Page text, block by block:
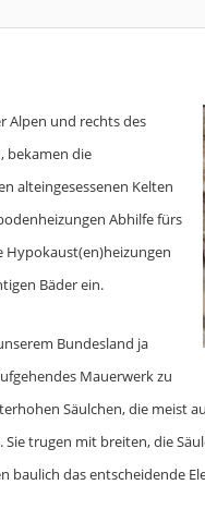
Alpen und rechts des
bekamen die
alteingesessenen Kelten
Abhilfe fürs
Hypokaust(en)heizungen
Bäder ein.
Bundesland ja
Mauerwerk zu
Säulchen, die meist
trugen mit breiten, die
das entscheidende